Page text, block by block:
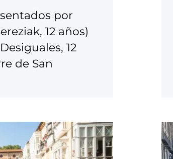
por
12 años)
12
de San